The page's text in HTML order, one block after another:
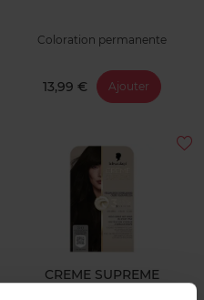
Coloration permanente
13,99 € Ajouter
CREME SUPREME